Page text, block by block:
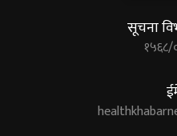
सूचना